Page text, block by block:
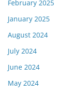
February 2025
January 2025
August 2024
July 2024
June 2024
May 2024